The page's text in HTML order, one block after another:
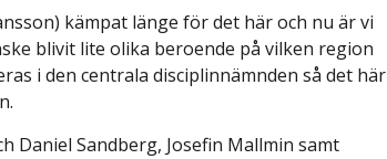
kämpat länge för det här och nu är vi
blivit lite olika beroende på vilken region
i den centrala disciplinnämnden så det här
Daniel Sandberg, Josefin Mallmin samt